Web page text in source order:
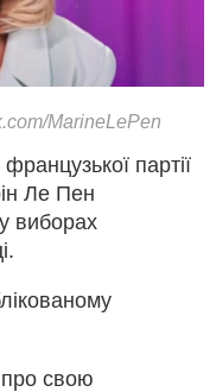
MarineLePen
партії
Ле Пен
виборах
свою